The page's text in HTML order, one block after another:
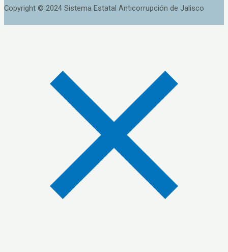
Copyright © 2024 Sistema Estatal Anticorrupción de Jalisco